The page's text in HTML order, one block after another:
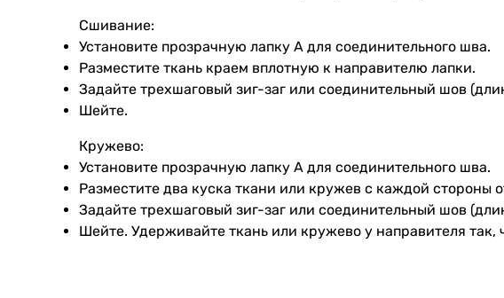
Сшивание:
Установите прозрачную лапку А для соединительного шва.
Разместите ткань краем вплотную к направителю лапки.
Задайте трехшаговый зиг-заг или соединительный шов
Шейте.
Кружево:
Установите прозрачную лапку А для соединительного шва.
Разместите два куска ткани или кружев с каждой стороны
Задайте трехшаговый зиг-заг или соединительный шов
Шейте. Удерживайте ткань или кружево у направителя так,